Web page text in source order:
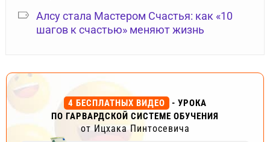
Алсу стала Мастером Счастья: как «10
шагов к счастью» меняют жизнь
4 БЕСПЛАТНЫХ ВИДЕО
- УРОКА
ПО ГАРВАРДСКОЙ СИСТЕМЕ ОБУЧЕНИЯ
от Ицхака Пинтосевича